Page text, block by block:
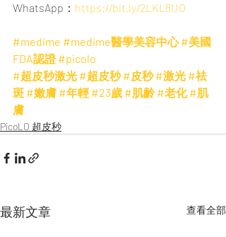
WhatsApp： https://bit.ly/2LKL8UO
#medime #medime醫學美容中心 #美國
FDA認證 #picolo
#超皮秒激光 #超皮秒 #皮秒 #激光 #祛
斑 #嫩膚 #年輕 #23歲 #肌齡 #老化 #肌
膚
PicoLO 超皮秒
最新文章 查看全部